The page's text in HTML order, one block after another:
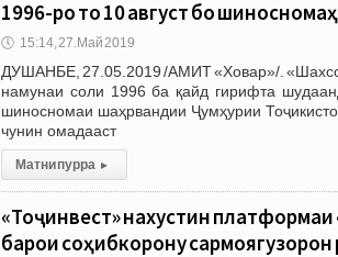
1996-ро то 10 август бо
🕔 15:14, 27.Май 2019
ДУШАНБЕ, 27.05.2019 /АМИТ «Ховар»/.
намунаи соли 1996 ба қайд гирифта
шиносномаи шаҳрвандии Ҷумҳурии
чунин омадааст
Матни пурра ▸
«Тоҷинвест» нахустин
барои соҳибкорону